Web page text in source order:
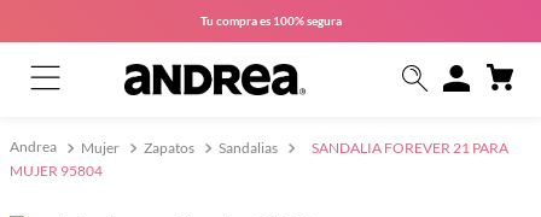
Tu compra es 100% segura
Mujer Zapatos Sandalias
SANDALIA FOREVER 21 PARA
MUJER 95804